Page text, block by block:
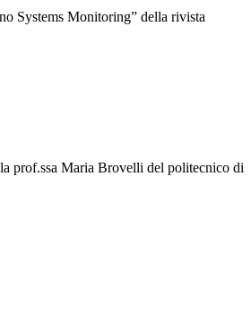
Systems Monitoring” della rivista
prof.ssa Maria Brovelli del politecnico di